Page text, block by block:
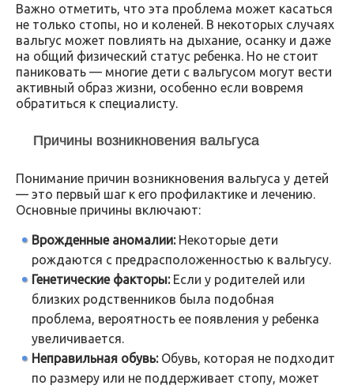
Важно отметить, что эта проблема может касаться
не только стопы, но и коленей. В некоторых случаях
вальгус может повлиять на дыхание, осанку и даже
на общий физический статус ребенка. Но не стоит
паниковать — многие дети с вальгусом могут вести
активный образ жизни, особенно если вовремя
обратиться к специалисту.
Причины возникновения вальгуса
Понимание причин возникновения вальгуса у детей
— это первый шаг к его профилактике и лечению.
Основные причины включают:
Врожденные аномалии:Некоторые дети
рождаются с предрасположенностью к вальгусу.
Генетические факторы:Если у родителей или
близких родственников была подобная
проблема, вероятность ее появления у ребенка
увеличивается.
Неправильная обувь:Обувь, которая не подходит
по размеру или не поддерживает стопу, может